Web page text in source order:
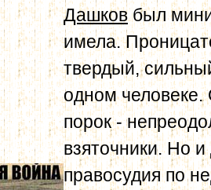
Дашковбыл
имела.
твердый,
одном
порок -
взяточники. Но
правосудия по